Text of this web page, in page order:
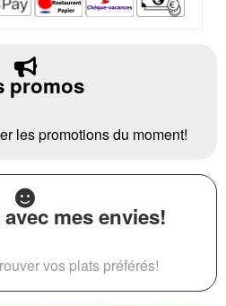
promos
les promotions du moment!
mes envies!
vos plats préférés!